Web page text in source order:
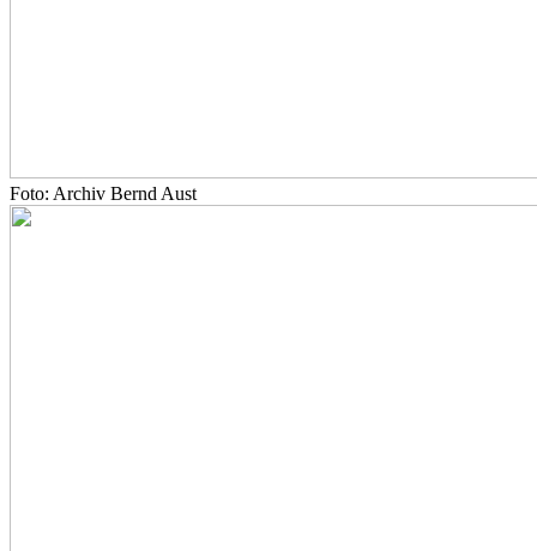
Foto: Archiv Bernd Aust